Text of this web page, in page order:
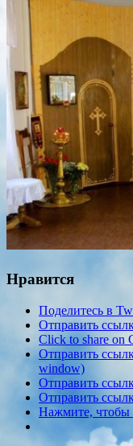
Нравится
Поделитесь в
Отправить
Click to share on
Отправить
window)
Отправить
Отправить
Нажмите, чтобы